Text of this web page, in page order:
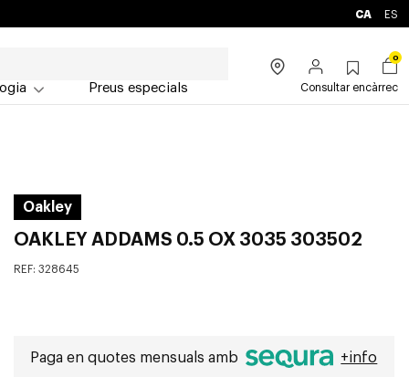
CA ES
Preus especials
0
Consultar encàrrec
Oakley
OAKLEY ADDAMS 0.5 OX 3035 303502
REF: 328645
Paga en quotes mensuals amb +info